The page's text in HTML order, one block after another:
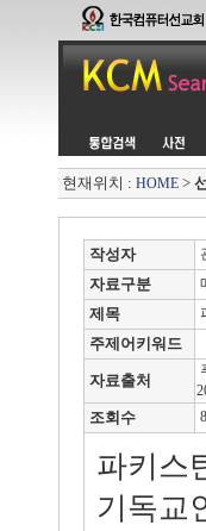
현재위치 : HOME >
작성자
자료구분
제목
주제어키워드
자료출처
조회수
파키스
기독교